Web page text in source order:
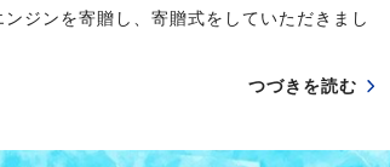
ンを寄贈し、寄贈式をしていただきまし
つづきを読む